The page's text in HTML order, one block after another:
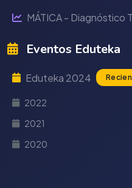
MÁTICA - Diagnóstico
Eventos Eduteka
Eduteka 2024
2022
2021
2020